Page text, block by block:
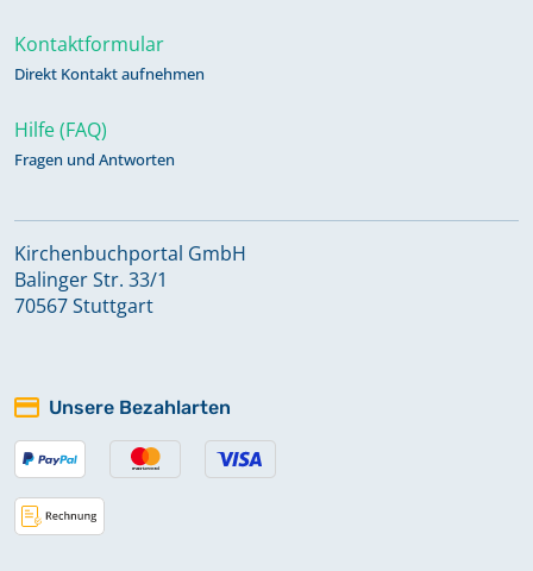
Konfirmationen 1991 - 2023
Keine verfügbaren Digitalisate
Taufen 1826 - 1861; Trauungen 1826 -
1847 - 1864
Taufen 1960 - 1974
Taufen 1974 - 1994
Keine verfügbaren Digitalisate
Taufen 1994 - 2015
Kontaktformular
Direkt Kontakt aufnehmen
Hilfe (FAQ)
Fragen und Antworten
Kirchenbuchportal GmbH
Balinger Str. 33/1
70567 Stuttgart
Unsere Bezahlarten